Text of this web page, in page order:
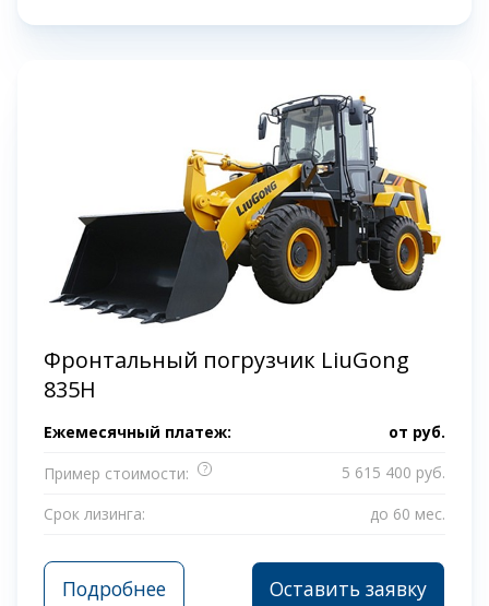
Фронтальный погрузчик LiuGong
835H
Ежемесячный платеж: от руб.
Пример стоимости:
?
5 615 400 руб.
Срок лизинга:
до 60 мес.
Подробнее Оставить заявку